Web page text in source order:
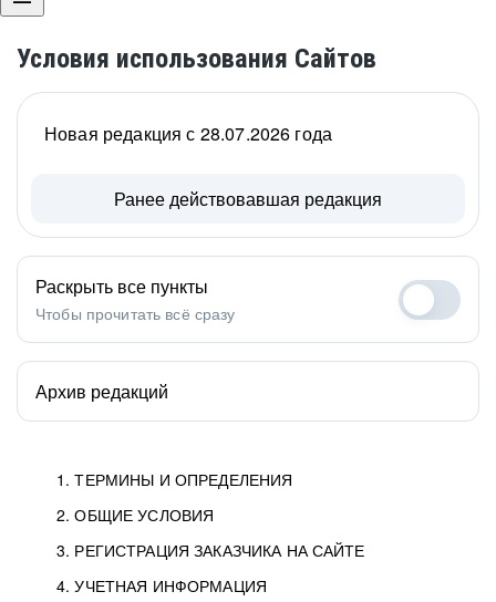
Условия использования Сайтов
1. ТЕРМИНЫ И ОПРЕДЕЛЕНИЯ
2. ОБЩИЕ УСЛОВИЯ
3. РЕГИСТРАЦИЯ ЗАКАЗЧИКА НА САЙТЕ
4. УЧЕТНАЯ ИНФОРМАЦИЯ
Новая редакция с 28.07.2026 года
Ранее действовавшая редакция
Раскрыть все пункты
Чтобы прочитать всё сразу
Архив редакций